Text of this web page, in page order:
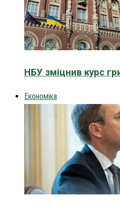
НБУ зміцнив курс
Економіка